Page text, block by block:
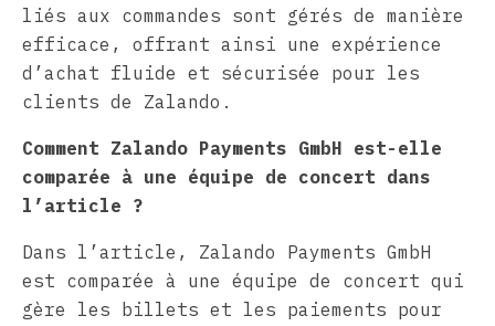
liés aux commandes sont gérés de manière
efficace, offrant ainsi une expérience
d’achat fluide et sécurisée pour les
clients de Zalando.
Comment Zalando Payments GmbH est-elle
comparée à une équipe de concert dans
l’article ?
Dans l’article, Zalando Payments GmbH
est comparée à une équipe de concert qui
gère les billets et les paiements pour